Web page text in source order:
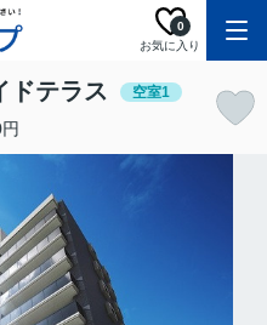
お気に入り
0
ドテラス 空室1